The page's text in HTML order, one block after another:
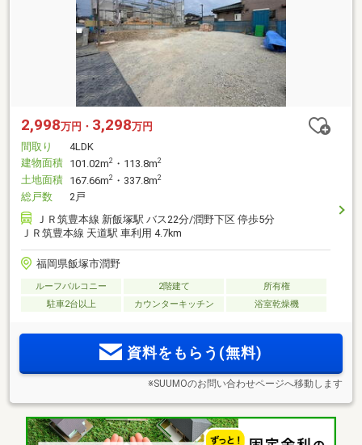
2,998万円・ 3,298万円
間取り
4LDK
建物面積 101.02m2 ・113.8m2
土地面積 167.66m2 ・337.8m2
総戸数
2戸
ＪＲ筑豊本線 新飯塚駅 バス22分/潤野下区 停歩5分
ＪＲ筑豊本線 天道駅 車利用 4.7km
福岡県飯塚市潤野
ルーフバルコニー 2階建て
所有権
駐車2台以上
カウンターキッチン 浴室乾燥機
資料をもらう(無料)
※SUUMOのお問い合わせページへ移動します